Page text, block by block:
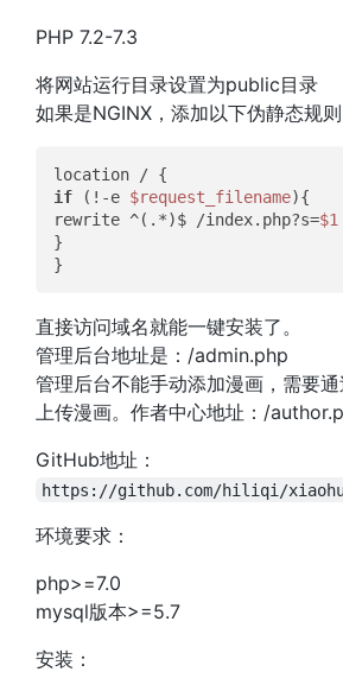
PHP 7.2-7.3
将网站运行目录设置为public目录
如果是NGINX，添加以下伪静态规则
if (!-e $request_filename){
rewrite ^(.*)$ /index.php?s=$1
}
直接访问域名就能一键安装了。
管理后台地址是：/admin.php
管理后台不能手动添加漫画，需要
上传漫画。作者中心地址：/
GitHub地址：
https://github.com/hiliqi/
环境要求：
php>=7.0
mysql版本>=5.7
安装：